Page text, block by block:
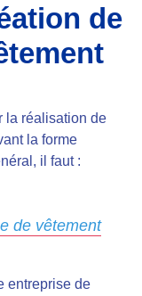
de
la réalisation de
la forme
il faut :
de vêtement
entreprise de